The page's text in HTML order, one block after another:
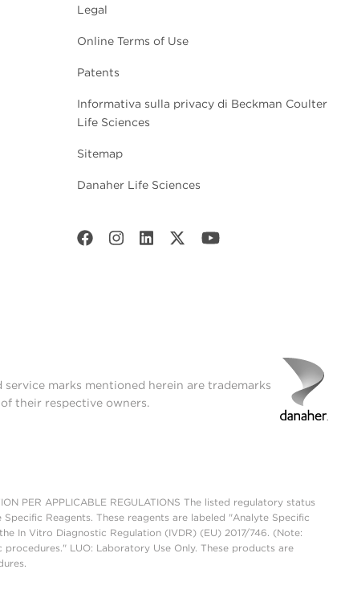
Legal
Online Terms of Use
Patents
Informativa sulla privacy di Beckman Coulter
Life Sciences
Sitemap
Danaher Life Sciences
marks mentioned herein are trademarks
their respective owners.
PER APPLICABLE REGULATIONS The listed regulatory status
Reagents. These reagents are labeled "Analyte Specific
In Vitro Diagnostic Regulation (IVDR) (EU) 2017/746. (Note:
LUO: Laboratory Use Only. These products are